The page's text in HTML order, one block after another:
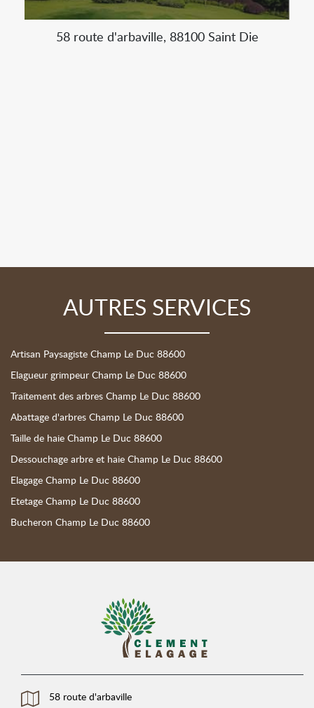
58 route d'arbaville, 88100 Saint Die
AUTRES SERVICES
Artisan Paysagiste Champ Le Duc 88600
Elagueur grimpeur Champ Le Duc 88600
Traitement des arbres Champ Le Duc 88600
Abattage d'arbres Champ Le Duc 88600
Taille de haie Champ Le Duc 88600
Dessouchage arbre et haie Champ Le Duc 88600
Elagage Champ Le Duc 88600
Etetage Champ Le Duc 88600
Bucheron Champ Le Duc 88600
58 route d'arbaville